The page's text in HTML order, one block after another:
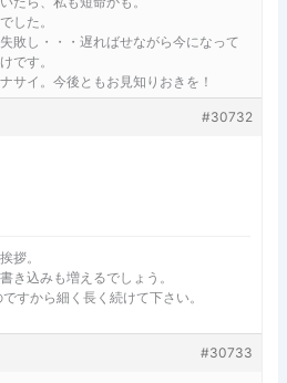
した。
敗し・・・遅ればせながら今になって
です。
サイ。今後ともお見知りおきを！
#30732
拶。
き込みも増えるでしょう。
すから細く長く続けて下さい。
#30733